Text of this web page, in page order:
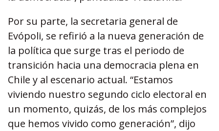
Por su parte, la secretaria general de
Evópoli, se refirió a la nueva generación de
la política que surge tras el periodo de
transición hacia una democracia plena en
Chile y al escenario actual. “Estamos
viviendo nuestro segundo ciclo electoral en
un momento, quizás, de los más complejos
que hemos vivido como generación”, dijo